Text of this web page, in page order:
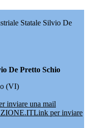
Statale Silvio De
De Pretto Schio
(VI)
inviare una mail
Link per inviare